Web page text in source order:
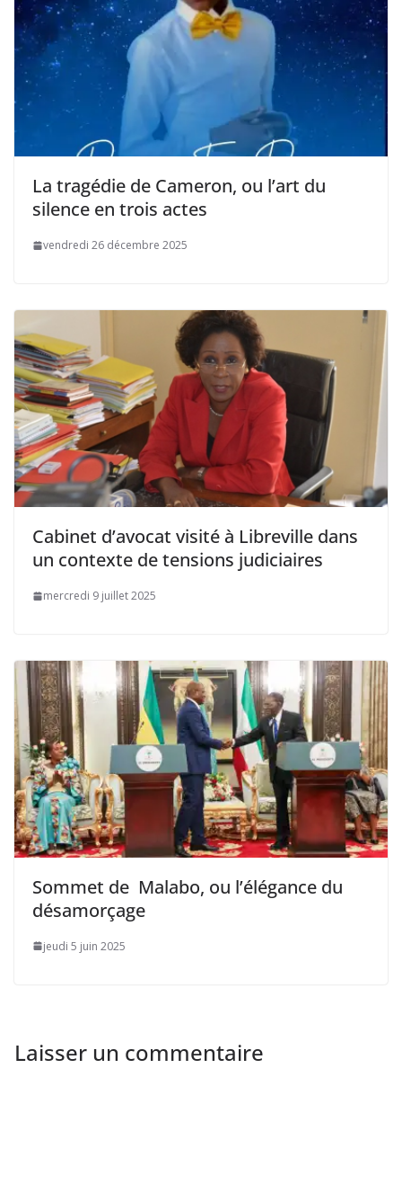
La tragédie de Cameron, ou l’art du
silence en trois actes
vendredi 26 décembre 2025
Cabinet d’avocat visité à Libreville dans
un contexte de tensions judiciaires
mercredi 9 juillet 2025
Sommet de Malabo, ou l’élégance du
désamorçage
jeudi 5 juin 2025
Laisser un commentaire